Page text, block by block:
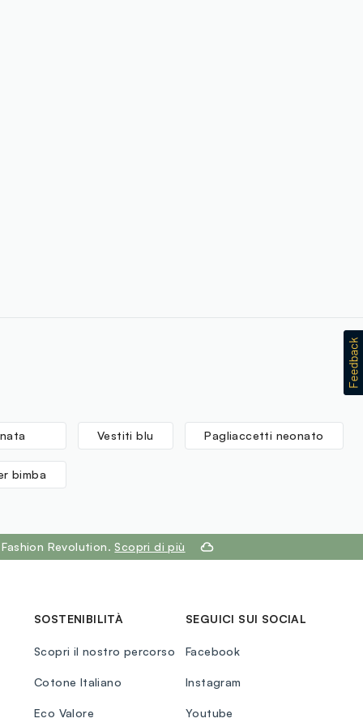
Vestiti blu Pagliaccetti neonato
bimba
Revolution. Scopri di più
SOSTENIBILITÀ
Scopri il nostro percorso
Cotone Italiano
Eco Valore
SEGUICI SUI SOCIAL
Facebook
Instagram
Youtube